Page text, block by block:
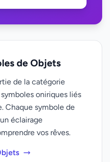
de Objets
de la catégorie
oniriques liés
Chaque symbole de
éclairage
vos rêves.